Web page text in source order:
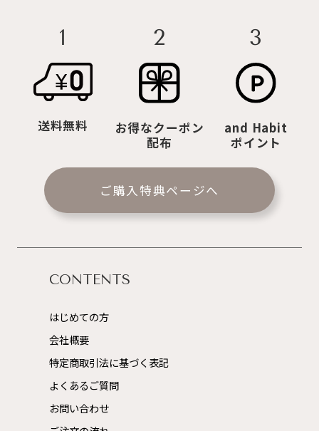
1
送料無料
2
お得なクーポン
配布
3
and Habit
ポイント
ご購入特典ページへ
CONTENTS
はじめての方
会社概要
特定商取引法に基づく表記
よくあるご質問
お問い合わせ